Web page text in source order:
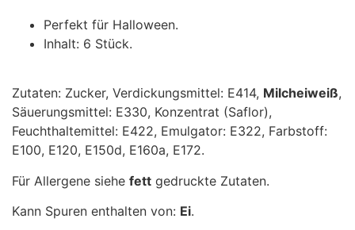
Perfekt für Halloween.
Inhalt: 6 Stück.
Zutaten: Zucker, Verdickungsmittel: E414, Milcheiweiß,
Säuerungsmittel: E330, Konzentrat (Saflor),
Feuchthaltemittel: E422, Emulgator: E322, Farbstoff:
E100, E120, E150d, E160a, E172.
Für Allergene siehe fett gedruckte Zutaten.
Kann Spuren enthalten von: Ei.